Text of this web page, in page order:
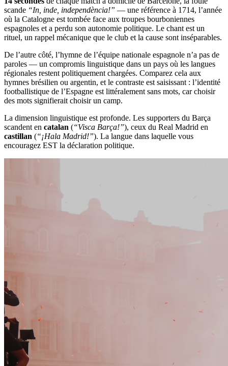
scande “In, inde, independència!” — une référence à 1714, l’année
où la Catalogne est tombée face aux troupes bourboniennes
espagnoles et a perdu son autonomie politique. Le chant est un
rituel, un rappel mécanique que le club et la cause sont inséparables.
De l’autre côté, l’hymne de l’équipe nationale espagnole n’a pas de
paroles — un compromis linguistique dans un pays où les langues
régionales restent politiquement chargées. Comparez cela aux
hymnes brésilien ou argentin, et le contraste est saisissant : l’identité
footballistique de l’Espagne est littéralement sans mots, car choisir
des mots signifierait choisir un camp.
La dimension linguistique est profonde. Les supporters du Barça
scandent en catalan (“Visca Barça!”), ceux du Real Madrid en
castillan (“¡Hala Madrid!”). La langue dans laquelle vous
encouragez EST la déclaration politique.